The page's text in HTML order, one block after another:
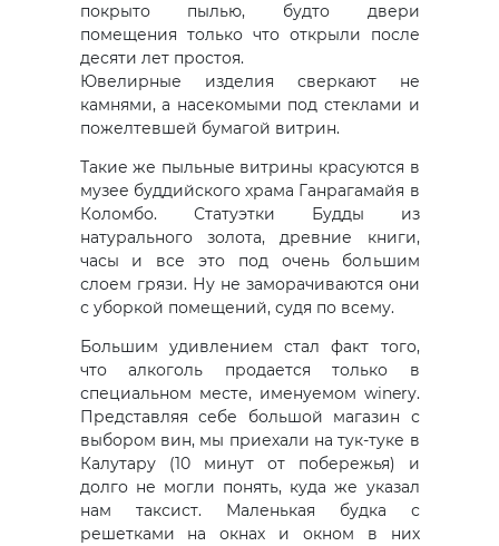
покрыто пылью, будто двери
помещения только что открыли после
десяти лет простоя.
Ювелирные изделия сверкают не
камнями, а насекомыми под стеклами и
пожелтевшей бумагой витрин.
Такие же пыльные витрины красуются в
музее буддийского храма Ганрагамайя в
Коломбо. Статуэтки Будды из
натурального золота, древние книги,
часы и все это под очень большим
слоем грязи. Ну не заморачиваются они
с уборкой помещений, судя по всему.
Большим удивлением стал факт того,
что алкоголь продается только в
специальном месте, именуемом winery.
Представляя себе большой магазин с
выбором вин, мы приехали на тук-туке в
Калутару (10 минут от побережья) и
долго не могли понять, куда же указал
нам таксист. Маленькая будка с
решетками на окнах и окном в них